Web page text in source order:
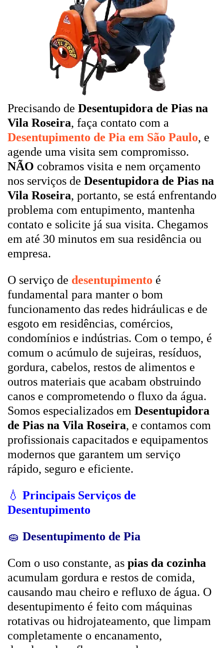
Precisando de Desentupidora de Pias na
Vila Roseira, faça contato com a
Desentupimento de Pia em São Paulo, e
agende uma visita sem compromisso.
NÃO cobramos visita e nem orçamento
nos serviços de Desentupidora de Pias na
Vila Roseira, portanto, se está enfrentando
problema com entupimento, mantenha
contato e solicite já sua visita. Chegamos
em até 30 minutos em sua residência ou
empresa.
O serviço de desentupimento é
fundamental para manter o bom
funcionamento das redes hidráulicas e de
esgoto em residências, comércios,
condomínios e indústrias. Com o tempo, é
comum o acúmulo de sujeiras, resíduos,
gordura, cabelos, restos de alimentos e
outros materiais que acabam obstruindo
canos e comprometendo o fluxo da água.
Somos especializados em Desentupidora
de Pias na Vila Roseira, e contamos com
profissionais capacitados e equipamentos
modernos que garantem um serviço
rápido, seguro e eficiente.
💧 Principais Serviços de
Desentupimento
🧽 Desentupimento de Pia
Com o uso constante, as pias da cozinha
acumulam gordura e restos de comida,
causando mau cheiro e refluxo de água. O
desentupimento é feito com máquinas
rotativas ou hidrojateamento, que limpam
completamente o encanamento,